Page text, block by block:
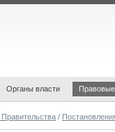
Органы власти
/